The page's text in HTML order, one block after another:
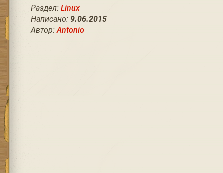
Раздел: Linux
Написано: 9.06.2015
Автор:Antonio